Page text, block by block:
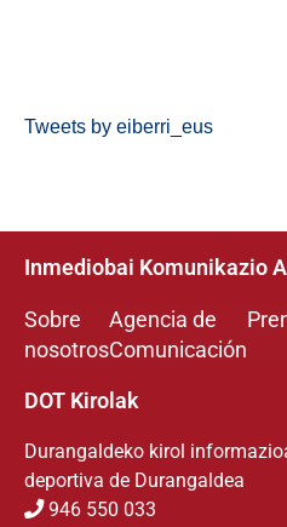
Tweets by eiberri_eus
Inmediobai Komunikazio
Sobre
nosotros
Agencia de
Comunicación
DOT Kirolak
Durangaldeko kirol
deportiva de Durangaldea
946 550 033